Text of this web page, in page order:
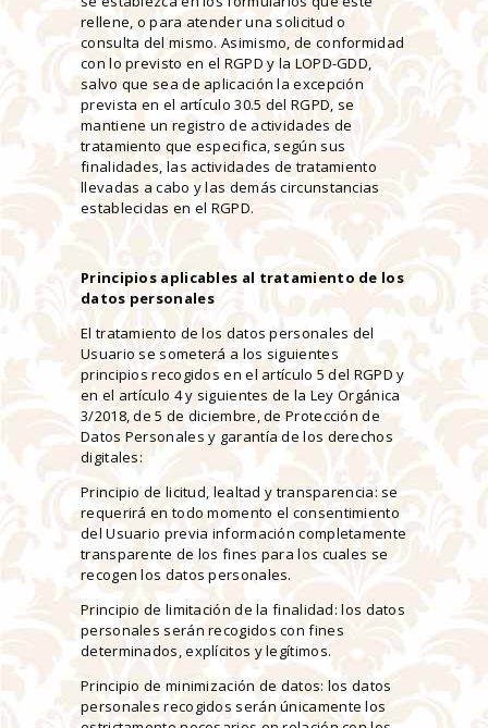
rellene, o para atender una solicitud o
consulta del mismo. Asimismo, de conformidad
con lo previsto en el RGPD y la LOPD-GDD,
salvo que sea de aplicación la excepción
prevista en el artículo 30.5 del RGPD, se
mantiene un registro de actividades de
tratamiento que especifica, según sus
finalidades, las actividades de tratamiento
llevadas a cabo y las demás circunstancias
establecidas en el RGPD.
Principios aplicables al tratamiento de los
datos personales
El tratamiento de los datos personales del
Usuario se someterá a los siguientes
principios recogidos en el artículo 5 del RGPD y
en el artículo 4 y siguientes de la Ley Orgánica
3/2018, de 5 de diciembre, de Protección de
Datos Personales y garantía de los derechos
digitales:
Principio de licitud, lealtad y transparencia: se
requerirá en todo momento el consentimiento
del Usuario previa información completamente
transparente de los fines para los cuales se
recogen los datos personales.
Principio de limitación de la finalidad: los datos
personales serán recogidos con fines
determinados, explícitos y legítimos.
Principio de minimización de datos: los datos
personales recogidos serán únicamente los